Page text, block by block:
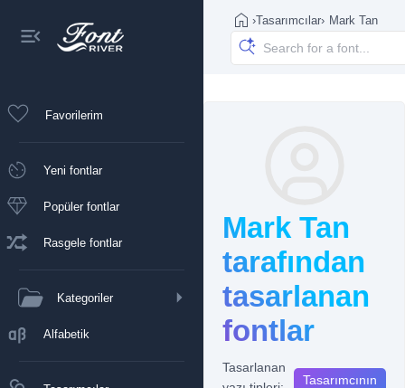
Favorilerim
Yeni fontlar
Popüler fontlar
Rasgele fontlar
Kategoriler
Alfabetik
›Tasarımcılar› Mark Tan
Mark Tan
tarafından
tasarlanan
fontlar
Tasarlanan
Tasarımcının